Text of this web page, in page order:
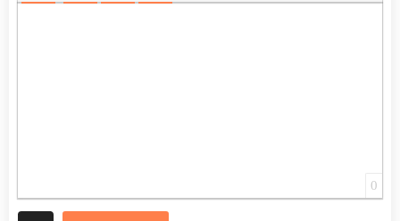
ВСТАВИТЬ СМАЙЛИК
ВСТАВКА СКРЫТОГО ТЕКСТА
ВСТАВКА ЦИТАТЫ
ВСТАВКА СПОЙЛЕРА
0